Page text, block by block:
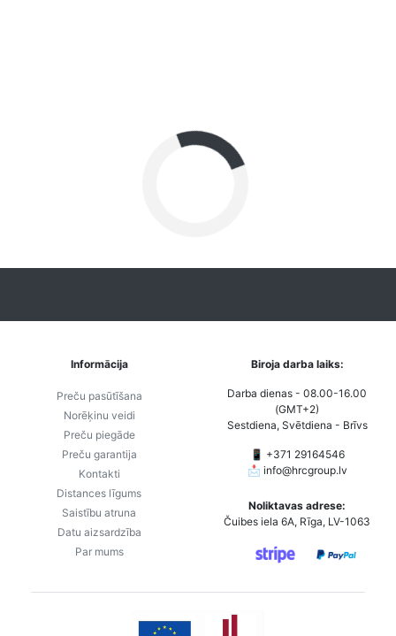
Informācija
Preču pasūtīšana
Norēķinu veidi
Preču piegāde
Preču garantija
Kontakti
Distances līgums
Saistību atruna
Datu aizsardzība
Par mums
Biroja darba laiks:
Darba dienas - 08.00-16.00
(GMT+2)
Sestdiena, Svētdiena - Brīvs
📱 +371 29164546
📩 info@hrcgroup.lv
Noliktavas adrese:
Čuibes iela 6A, Rīga, LV-1063